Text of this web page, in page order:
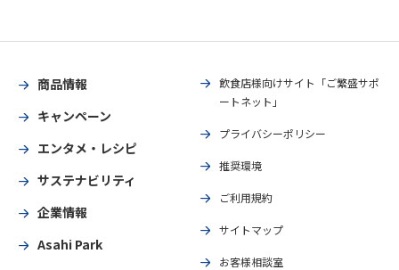
商品情報
キャンペーン
エンタメ・レシピ
サステナビリティ
企業情報
Asahi Park
飲食店様向けサイト「ご繁盛サポ
ートネット」
プライバシーポリシー
推奨環境
ご利用規約
サイトマップ
お客様相談室